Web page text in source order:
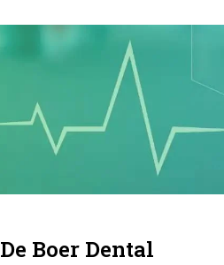
De Boer Dental